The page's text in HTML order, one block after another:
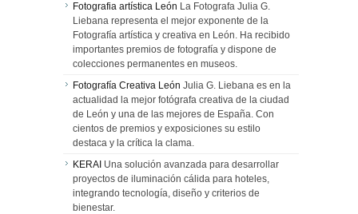
Fotografia artística León La Fotografa Julia G.
Liebana representa el mejor exponente de la
Fotografía artística y creativa en León. Ha recibido
importantes premios de fotografía y dispone de
colecciones permanentes en museos.
Fotografía Creativa León Julia G. Liebana es en la
actualidad la mejor fotógrafa creativa de la ciudad
de León y una de las mejores de España. Con
cientos de premios y exposiciones su estilo
destaca y la crítica la clama.
KERAI Una solución avanzada para desarrollar
proyectos de iluminación cálida para hoteles,
integrando tecnología, diseño y criterios de
bienestar.